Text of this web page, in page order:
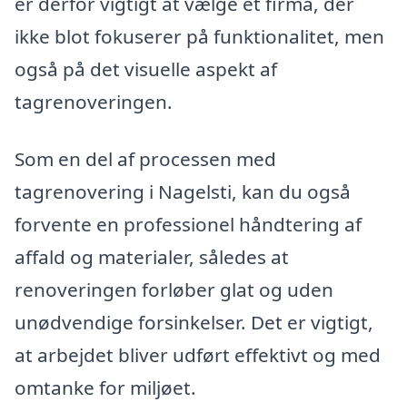
ikke blot fokuserer på funktionalitet, men
også på det visuelle aspekt af
tagrenoveringen.
Som en del af processen med
tagrenovering i Nagelsti, kan du også
forvente en professionel håndtering af
affald og materialer, således at
renoveringen forløber glat og uden
unødvendige forsinkelser. Det er vigtigt,
at arbejdet bliver udført effektivt og med
omtanke for miljøet.